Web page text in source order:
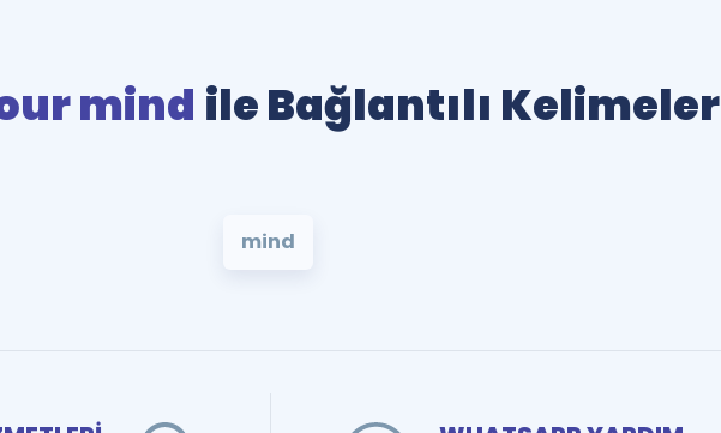
mind ile Bağlantılı Kelimeler
mind